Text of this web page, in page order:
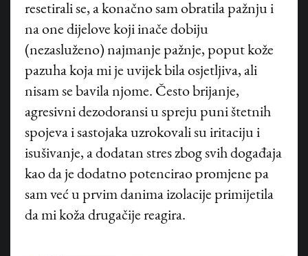
resetirali se, a konačno sam obratila pažnju i
na one dijelove koji inače dobiju
(nezasluženo) najmanje pažnje, poput kože
pazuha koja mi je uvijek bila osjetljiva, ali
nisam se bavila njome. Često brijanje,
agresivni dezodoransi u spreju puni štetnih
spojeva i sastojaka uzrokovali su iritaciju i
isušivanje, a dodatan stres zbog svih događaja
kao da je dodatno potencirao promjene pa
sam već u prvim danima izolacije primijetila
da mi koža drugačije reagira.